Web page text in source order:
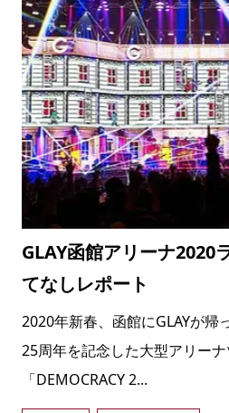
GLAY函館アリーナ2020
てなしレポート
2020年新春、函館にGLAYが
25周年を記念した大型アリー
「DEMOCRACY 2...